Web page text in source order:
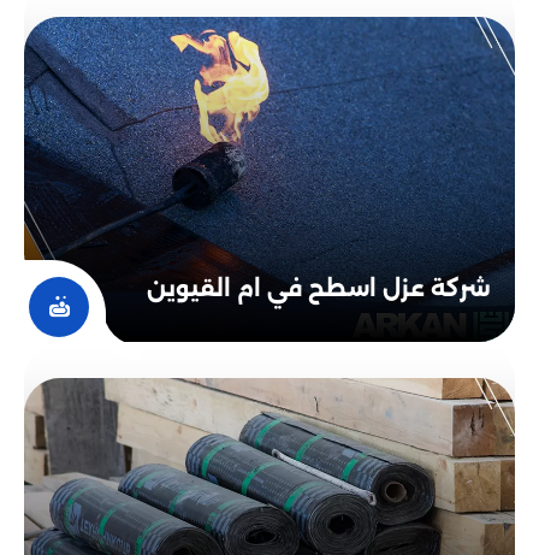
شركة عزل اسطح في ام القيوين